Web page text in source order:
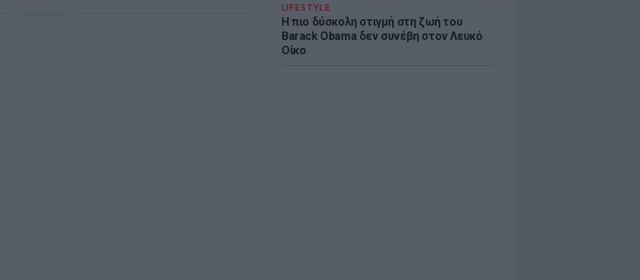
LIFESTYLE
Η πιο δύσκολη στιγμή στη ζωή του
Barack Obama δεν συνέβη στον Λευκό
Οίκο